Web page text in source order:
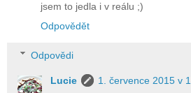
jsem to jedla i v reálu ;)
Odpovědět
Odpovědi
Lucie
1. července 2015 v